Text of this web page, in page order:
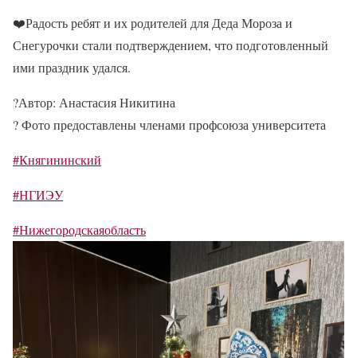
❤️Радость ребят и их родителей для Деда Мороза и
Снегурочки стали подтверждением, что подготовленный
ими праздник удался.
?️Автор: Анастасия Никитина
?Фото предоставлены членами профсоюза университета
#Княгининский
#НГИЭУ
#Нижегородскаяобласть